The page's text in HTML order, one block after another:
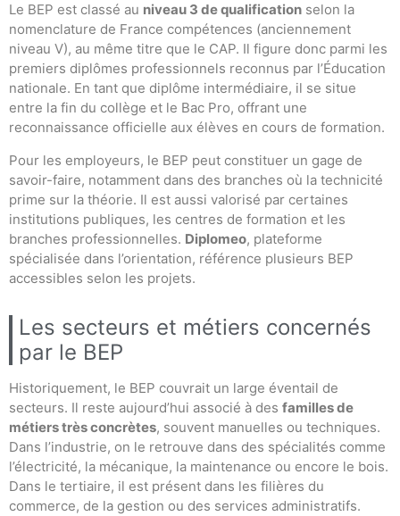
Le BEP est classé au niveau 3 de qualification selon la
nomenclature de France compétences (anciennement
niveau V), au même titre que le CAP. Il figure donc parmi les
premiers diplômes professionnels reconnus par l’Éducation
nationale. En tant que diplôme intermédiaire, il se situe
entre la fin du collège et le Bac Pro, offrant une
reconnaissance officielle aux élèves en cours de formation.
Pour les employeurs, le BEP peut constituer un gage de
savoir-faire, notamment dans des branches où la technicité
prime sur la théorie. Il est aussi valorisé par certaines
institutions publiques, les centres de formation et les
branches professionnelles. Diplomeo, plateforme
spécialisée dans l’orientation, référence plusieurs BEP
accessibles selon les projets.
Les secteurs et métiers concernés
par le BEP
Historiquement, le BEP couvrait un large éventail de
secteurs. Il reste aujourd’hui associé à des familles de
métiers très concrètes, souvent manuelles ou techniques.
Dans l’industrie, on le retrouve dans des spécialités comme
l’électricité, la mécanique, la maintenance ou encore le bois.
Dans le tertiaire, il est présent dans les filières du
commerce, de la gestion ou des services administratifs.